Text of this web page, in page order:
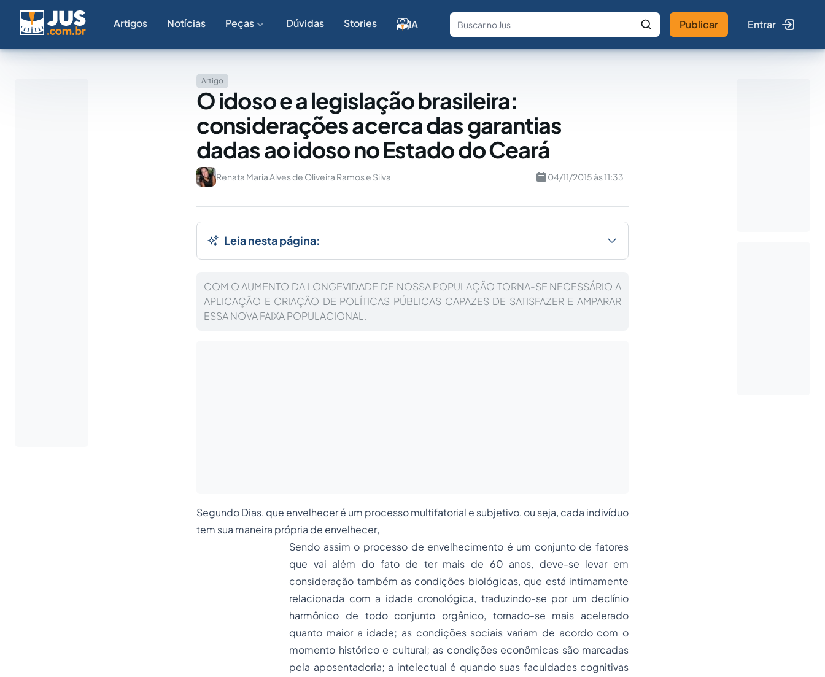
Artigos Notícias Peças Dúvidas Stories IA
Fale com a IA Buscar no Jus
Publicar Entrar
Artigo
O idoso e a legislação brasileira:
considerações acerca das garantias
dadas ao idoso no Estado do Ceará
Renata Maria Alves de Oliveira Ramos e Silva 04/11/2015 às 11:33
Leia nesta página:
COM O AUMENTO DA LONGEVIDADE DE NOSSA POPULAÇÃO TORNA-SE NECESSÁRIO A
APLICAÇÃO E CRIAÇÃO DE POLÍTICAS PÚBLICAS CAPAZES DE SATISFAZER E AMPARAR
ESSA NOVA FAIXA POPULACIONAL.
Segundo Dias, que envelhecer é um processo multifatorial e subjetivo, ou seja, cada indivíduo
tem sua maneira própria de envelhecer,
Sendo assim o processo de envelhecimento é um conjunto de fatores
que vai além do fato de ter mais de 60 anos, deve-se levar em
consideração também as condições biológicas, que está intimamente
relacionada com a idade cronológica, traduzindo-se por um declínio
harmônico de todo conjunto orgânico, tornado-se mais acelerado
quanto maior a idade; as condições sociais variam de acordo com o
momento histórico e cultural; as condições econômicas são marcadas
pela aposentadoria; a intelectual é quando suas faculdades cognitivas